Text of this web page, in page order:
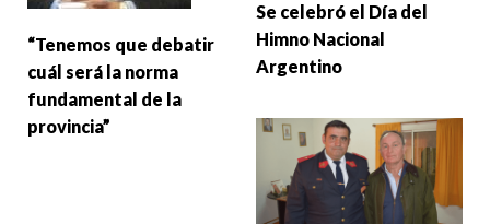
“Tenemos que debatir
cuál será la norma
fundamental de la
provincia”
Se celebró el Día del
Himno Nacional
Argentino